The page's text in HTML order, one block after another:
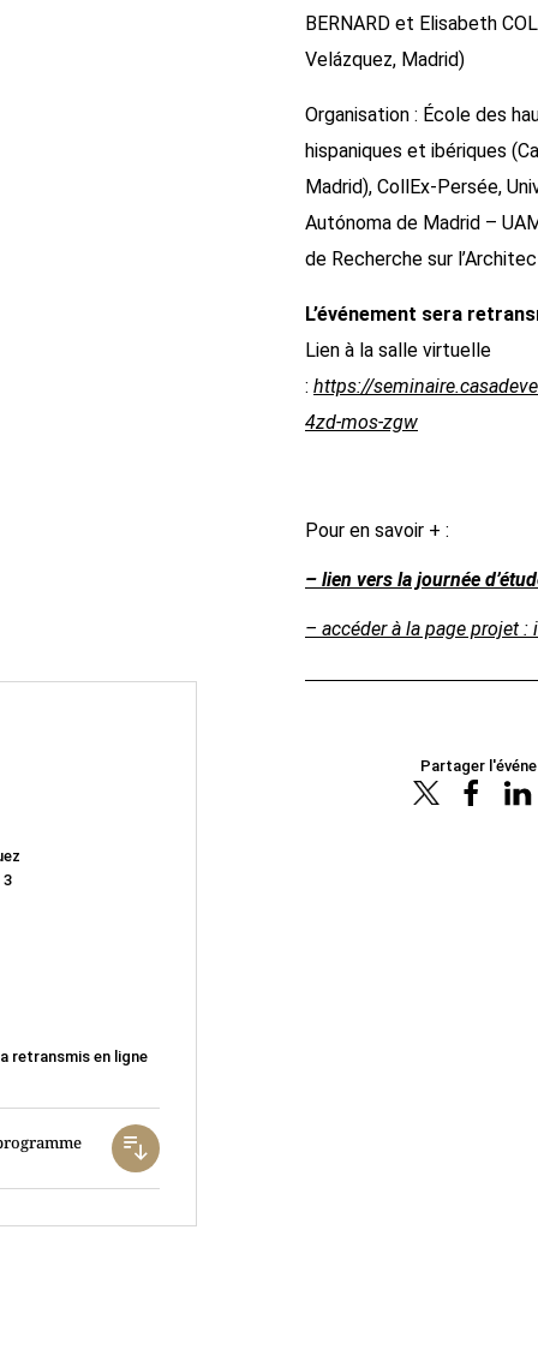
BERNARD et Elisabeth
Velázquez, Madrid)
Organisation : École des
hispaniques et ibériques
Madrid), CollEx-Persée,
Autónoma de Madrid –
de Recherche sur
L’événement sera
Lien à la salle virtuelle
: https://
4zd-mos-zgw
Pour en savoir + :
– lien vers la journée
– accéder à la page projet
3
retransmis en ligne
Partager